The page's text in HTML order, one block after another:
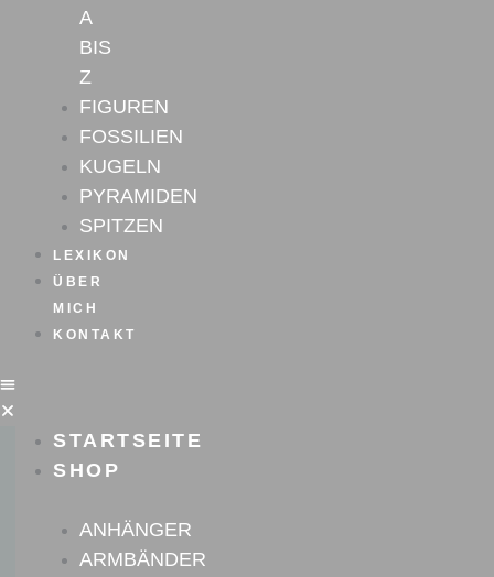
A
BIS
Z
FIGUREN
FOSSILIEN
KUGELN
PYRAMIDEN
SPITZEN
LEXIKON
ÜBER
MICH
KONTAKT
STARTSEITE
SHOP
ANHÄNGER
ARMBÄNDER